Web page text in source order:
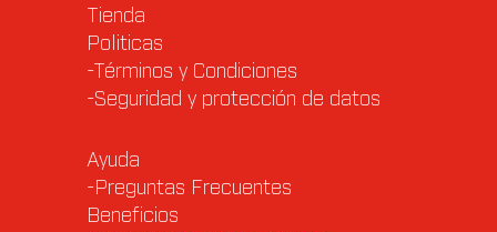
Tienda
Politicas
-Términos y Condiciones
-Seguridad y protección de datos
Ayuda
-Preguntas Frecuentes
Beneficios